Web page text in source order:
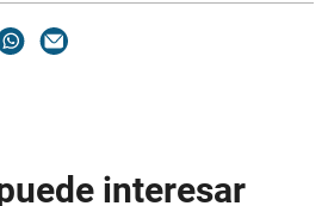
interesar